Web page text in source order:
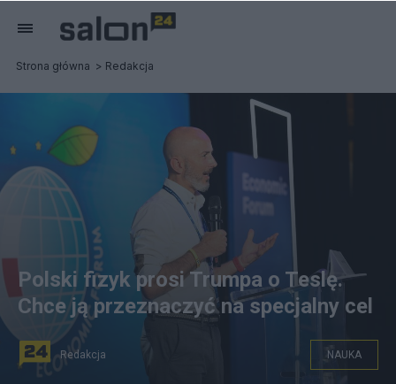
Strona główna Redakcja
Polski fizyk prosi Trumpa o Teslę.
Chce ją przeznaczyć na specjalny cel
Redakcja NAUKA